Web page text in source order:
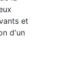
et
d'un